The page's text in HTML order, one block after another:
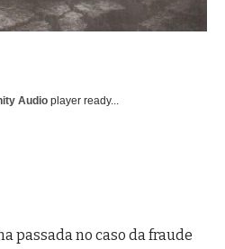
Audio player ready...
passada no caso da fraude